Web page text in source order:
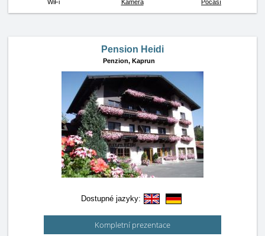
WiFi Kamera Počasí
Pension Heidi
Penzion, Kaprun
Dostupné jazyky:
Kompletní prezentace